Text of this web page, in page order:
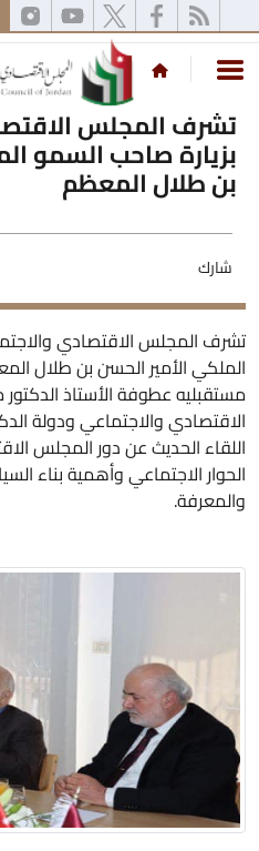
تشرف المجلس
بزيارة صاحب السمو
بن طلال المعظم
شارك
تشرف المجلس الاقتصادي
الملكي الأمير الحسن بن طلال
مستقبليه عطوفة الأستاذ
الاقتصادي والاجتماعي ودولة
اللقاء الحديث عن دور المجلس
الحوار الاجتماعي وأهمية بناء
والمعرفة.